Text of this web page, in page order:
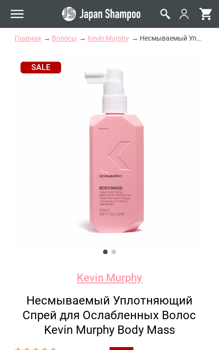
Главная Волосы Kevin Murphy Несмываемый Уплотняющий Спрей для Ослабленных Волос Kevin Murphy Body Mass
SALE
Kevin Murphy
Несмываемый Уплотняющий
Спрей для Ослабленных Волос
Kevin Murphy Body Mass